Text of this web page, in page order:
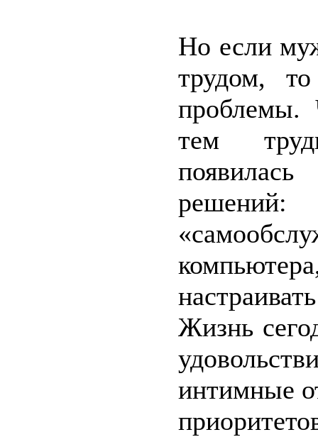
Но если
трудом,
проблемы.
тем
Жизнь
интимные